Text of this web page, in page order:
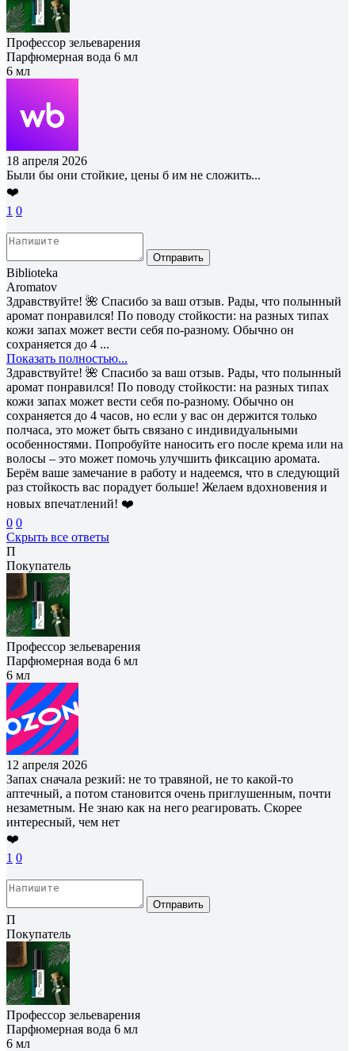
Профессор зельеварения
Парфюмерная вода 6 мл
6 мл
18 апреля 2026
Были бы они стойкие, цены б им не сложить...
❤️
1 0
Отправить
Biblioteka
Aromatov
Здравствуйте! 🌺 Спасибо за ваш отзыв. Рады, что полынный
аромат понравился! По поводу стойкости: на разных типах
кожи запах может вести себя по-разному. Обычно он
сохраняется до 4 ...
Показать полностью...
Здравствуйте! 🌺 Спасибо за ваш отзыв. Рады, что полынный
аромат понравился! По поводу стойкости: на разных типах
кожи запах может вести себя по-разному. Обычно он
сохраняется до 4 часов, но если у вас он держится только
полчаса, это может быть связано с индивидуальными
особенностями. Попробуйте наносить его после крема или на
волосы – это может помочь улучшить фиксацию аромата.
Берём ваше замечание в работу и надеемся, что в следующий
раз стойкость вас порадует больше! Желаем вдохновения и
новых впечатлений! ❤️
0 0
Скрыть все ответы
П
Покупатель
Профессор зельеварения
Парфюмерная вода 6 мл
6 мл
12 апреля 2026
Запах сначала резкий: не то травяной, не то какой-то
аптечный, а потом становится очень приглушенным, почти
незаметным. Не знаю как на него реагировать. Скорее
интересный, чем нет
❤️
1 0
Отправить
П
Покупатель
Профессор зельеварения
Парфюмерная вода 6 мл
6 мл